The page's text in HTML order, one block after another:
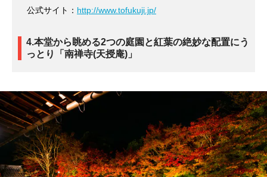
公式サイト： http://www.tofukuji.jp/
4.本堂から眺める2つの庭園と紅葉の絶妙な配置にう
っとり「南禅寺(天授庵)」